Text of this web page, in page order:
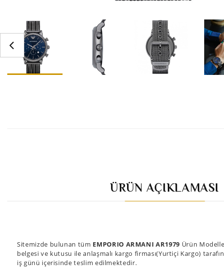
ÜRÜN AÇIKLAMASI
Sitemizde bulunan tüm EMPORIO ARMANI AR1979 Ürün
belgesi ve kutusu ile anlaşmalı kargo firması(Yurtiçi Kargo)
iş günü içerisinde teslim edilmektedir.